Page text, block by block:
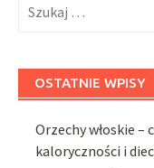
OSTATNIE WPISY
Orzechy włoskie –
kaloryczności i